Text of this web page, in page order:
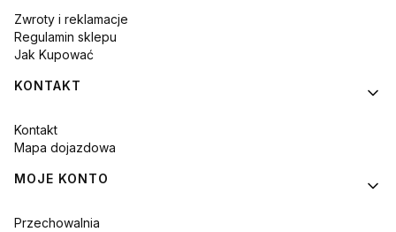
Zwroty i reklamacje
Regulamin sklepu
Jak Kupować
KONTAKT
Kontakt
Mapa dojazdowa
MOJE KONTO
Przechowalnia